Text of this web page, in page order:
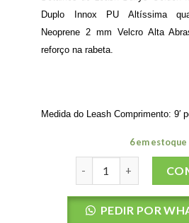
Duplo Innox PU Altíssima
Neoprene 2 mm Velcro Alta
reforço na rabeta.
Medida do Leash Comprimento: 9′
6 em estoque
PEDIR POR